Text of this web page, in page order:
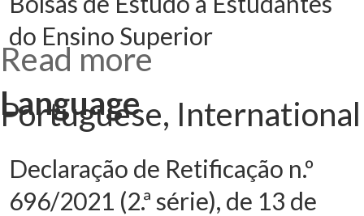
do Ensino Superior
Read more
(2.ª série), de 4
de agosto -
Regulamento
de Atribuição
de Bolsas de
Estudo a
Estudantes do
Ensino
Superior
Language
Portuguese, International
Declaração de Retificação n.º
696/2021 (2.ª série), de 13 de